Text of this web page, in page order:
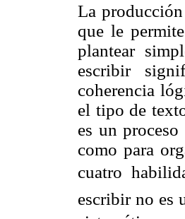
La
que le
plantear
escribir
coherencia
el tipo de
es un
como para
cuatro
escribir no es